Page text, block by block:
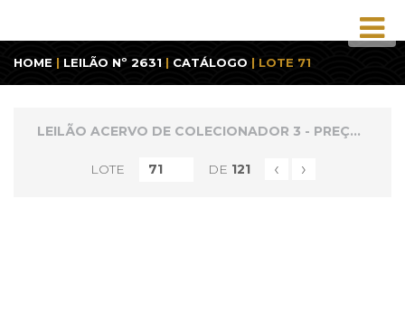
HOME | LEILÃO Nº 2631 | CATÁLOGO | LOTE 71
LEILÃO ACERVO DE COLECIONADOR 3 - PREÇOS REDUZIDOS
LOTE DE 121 ‹ ›